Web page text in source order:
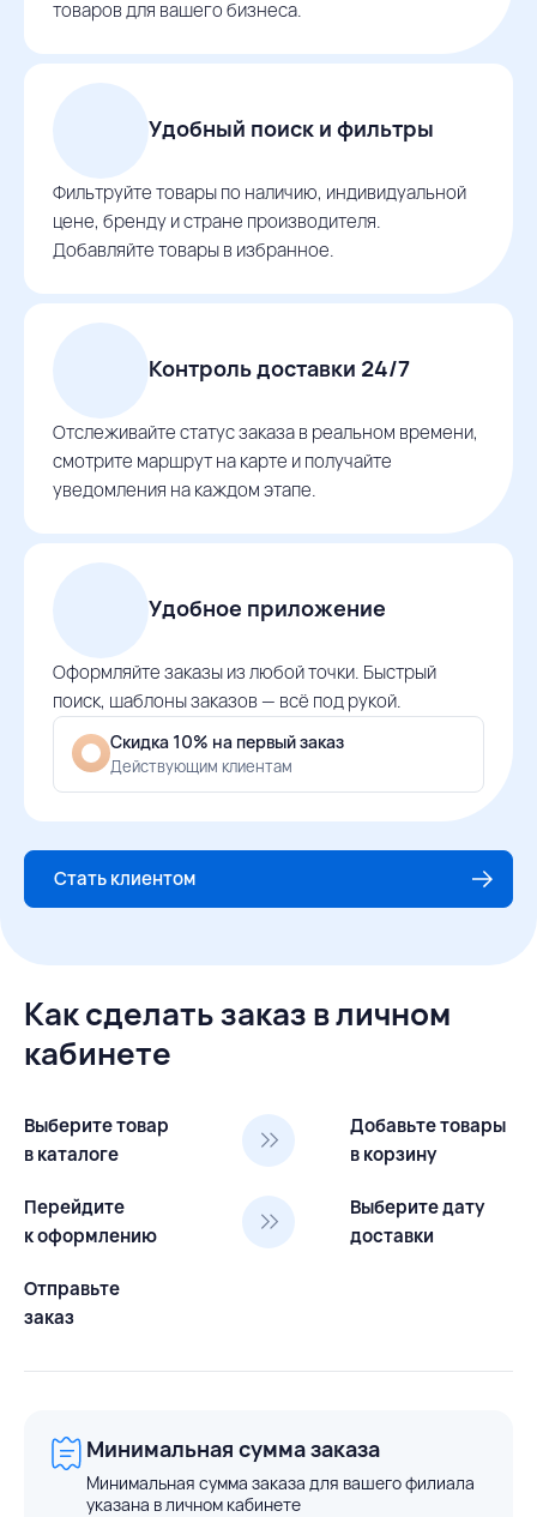
товаров для вашего бизнеса.
Удобный поиск и фильтры
Фильтруйте товары по наличию, индивидуальной
цене, бренду и стране производителя.
Добавляйте товары в избранное.
Контроль доставки 24/7
Отслеживайте статус заказа в реальном времени,
смотрите маршрут на карте и получайте
уведомления на каждом этапе.
Удобное приложение
Оформляйте заказы из любой точки. Быстрый
поиск, шаблоны заказов — всё под рукой.
Скидка 10% на первый заказ
Действующим клиентам
Стать клиентом
Как сделать заказ в личном
кабинете
Выберите товар
в каталоге
Добавьте товары
в корзину
Перейдите
к оформлению
Выберите дату
доставки
Отправьте
заказ
Минимальная сумма заказа
Минимальная сумма заказа для вашего филиала
указана в личном кабинете